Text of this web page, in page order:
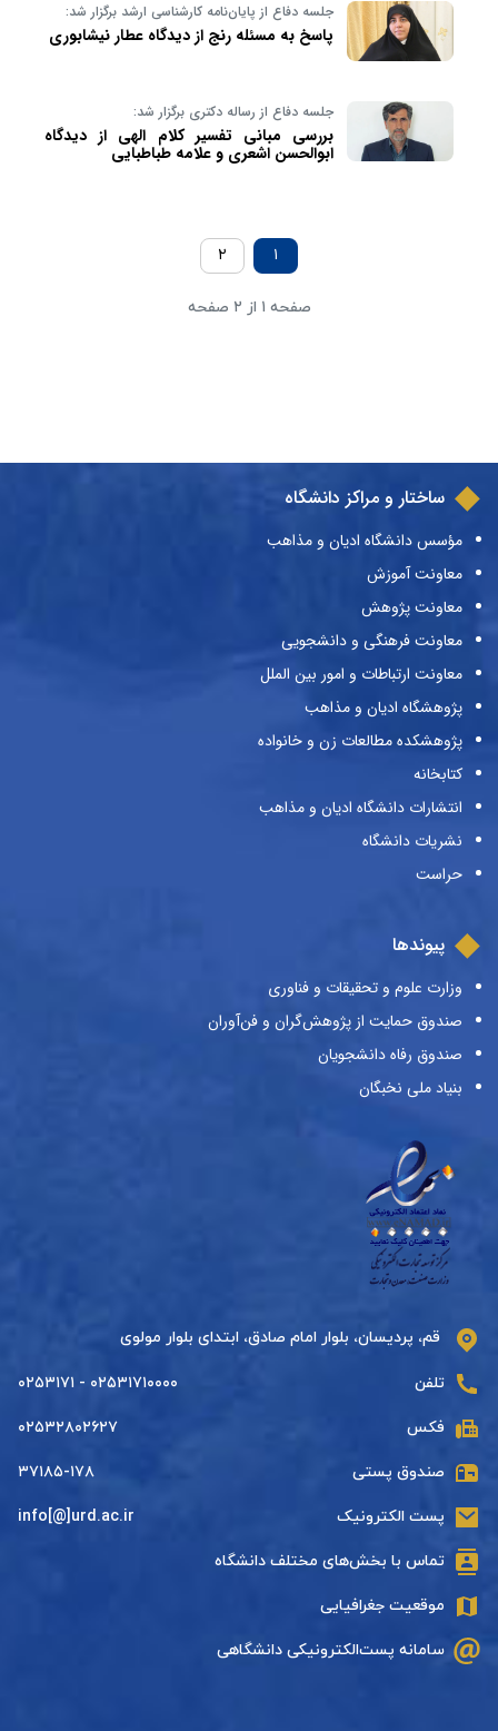
جلسه دفاع از پایان‌نامه کارشناسی ارشد برگزار شد:
پاسخ به مسئله رنج از دیدگاه عطار نیشابوری
جلسه دفاع از رساله دکتری برگزار شد:
بررسی مبانی تفسیر کلام الهی از دیدگاه
ابوالحسن اشعری و علامه طباطبایی
صفحه ۱ از ۲ صفحه
۱ ۲
ساختار و مراکز دانشگاه
مؤسس دانشگاه ادیان و مذاهب
معاونت آموزش
معاونت پژوهش
معاونت فرهنگی و دانشجویی
معاونت ارتباطات و امور بین الملل
پژوهشگاه ادیان و مذاهب
پژوهشکده مطالعات زن و خانواده
کتابخانه
انتشارات دانشگاه ادیان و مذاهب
نشریات دانشگاه
حراست
پیوندها
وزارت علوم و تحقیقات و فناوری
صندوق حمایت از پژوهش‌گران و فن‌آوران
صندوق رفاه دانشجویان
بنیاد ملی نخبگان
قم، پردیسان، بلوار امام صادق، ابتدای بلوار مولوی
تلفن ۰۲۵۳۱۷۱۰۰۰۰ - ۰۲۵۳۱۷۱
فکس ۰۲۵۳۲۸۰۲۶۲۷
صندوق پستی ۳۷۱۸۵-۱۷۸
پست الکترونیک info[@]urd.ac.ir
تماس با بخش‌های مختلف دانشگاه
موقعیت جغرافیایی
سامانه پست‌الکترونیکی دانشگاهی